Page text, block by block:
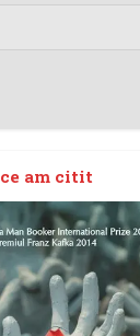
ce am citit